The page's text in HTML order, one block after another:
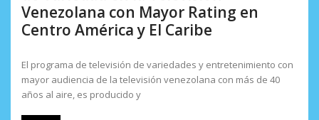
Venezolana con Mayor Rating en
Centro América y El Caribe
El programa de televisión de variedades y entretenimiento con
mayor audiencia de la televisión venezolana con más de 40
años al aire, es producido y